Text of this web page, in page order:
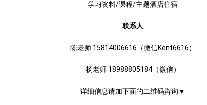
学习资料/课程/主题酒店住宿
联系人
陈老师 15814006616（微信Kent6616）
杨老师 18988805184（微信）
详细信息请加下面的二维码咨询▼